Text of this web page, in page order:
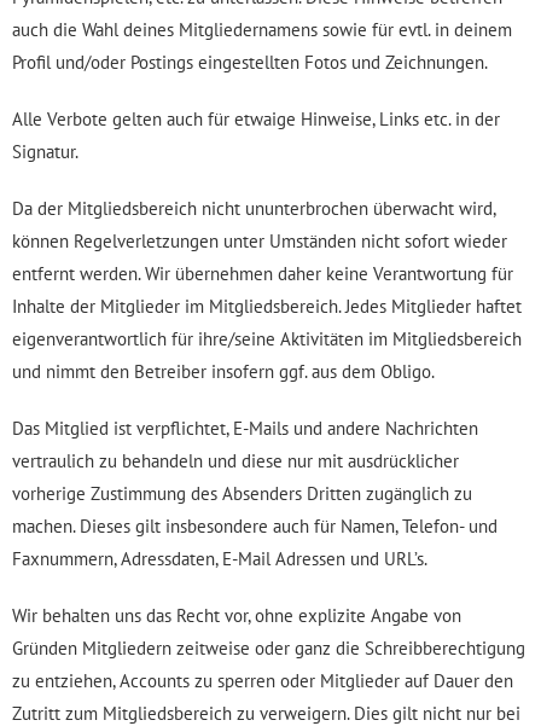
auch die Wahl deines Mitgliedernamens sowie für evtl. in deinem
Profil und/oder Postings eingestellten Fotos und Zeichnungen.
Alle Verbote gelten auch für etwaige Hinweise, Links etc. in der
Signatur.
Da der Mitgliedsbereich nicht ununterbrochen überwacht wird,
können Regelverletzungen unter Umständen nicht sofort wieder
entfernt werden. Wir übernehmen daher keine Verantwortung für
Inhalte der Mitglieder im Mitgliedsbereich. Jedes Mitglieder haftet
eigenverantwortlich für ihre/seine Aktivitäten im Mitgliedsbereich
und nimmt den Betreiber insofern ggf. aus dem Obligo.
Das Mitglied ist verpflichtet, E-Mails und andere Nachrichten
vertraulich zu behandeln und diese nur mit ausdrücklicher
vorherige Zustimmung des Absenders Dritten zugänglich zu
machen. Dieses gilt insbesondere auch für Namen, Telefon- und
Faxnummern, Adressdaten, E-Mail Adressen und URL’s.
Wir behalten uns das Recht vor, ohne explizite Angabe von
Gründen Mitgliedern zeitweise oder ganz die Schreibberechtigung
zu entziehen, Accounts zu sperren oder Mitglieder auf Dauer den
Zutritt zum Mitgliedsbereich zu verweigern. Dies gilt nicht nur bei